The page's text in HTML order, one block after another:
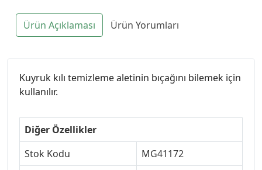
Ürün Açıklaması Ürün Yorumları
Kuyruk kılı temizleme aletinin bıçağını bilemek için
kullanılır.
Diğer Özellikler
Stok Kodu
MG41172